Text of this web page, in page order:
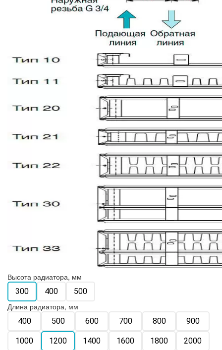
Высота радиатора, мм
300 400 500
Длина радиатора, мм
400 500 600 700 800 900
1000 1200 1400 1600 1800 2000